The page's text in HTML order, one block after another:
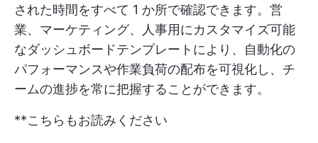
された時間をすべて 1 か所で確認できます。営
業、マーケティング、人事用にカスタマイズ可能
なダッシュボードテンプレートにより、自動化の
パフォーマンスや作業負荷の配布を可視化し、チ
ームの進捗を常に把握することができます。
**こちらもお読みください